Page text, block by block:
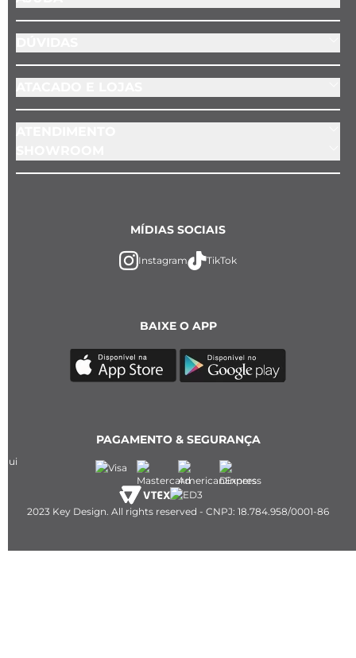
BAIXE O APP
MÍDIAS SOCIAIS
Instagram TikTok
PAGAMENTO & SEGURANÇA
2023 Key Design. All rights reserved - CNPJ: 18.784.958/0001-86